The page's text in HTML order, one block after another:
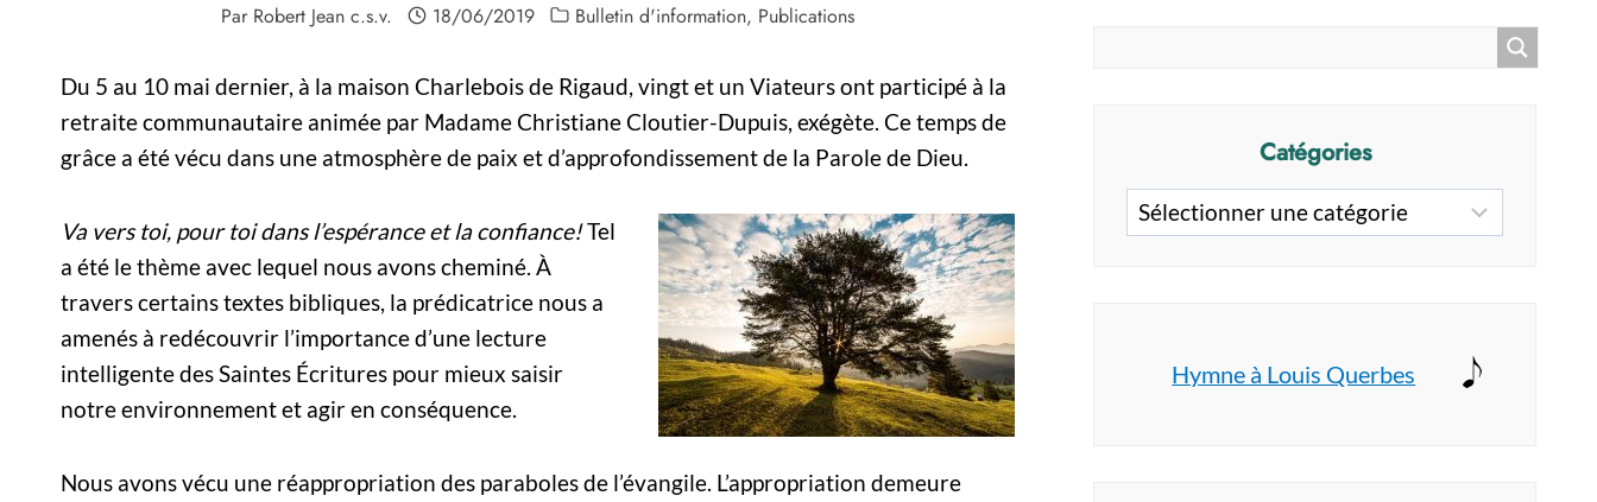
Par Robert Jean c.s.v. 18/06/2019 Bulletin d'information, Publications
Du 5 au 10 mai dernier, à la maison Charlebois de Rigaud, vingt et un Viateurs ont participé à la
retraite communautaire animée par Madame Christiane Cloutier-Dupuis, exégète. Ce temps de
grâce a été vécu dans une atmosphère de paix et d’approfondissement de la Parole de Dieu.
Va vers toi, pour toi dans l’espérance et la confiance!Tel
a été le thème avec lequel nous avons cheminé. À
travers certains textes bibliques, la prédicatrice nous a
amenés à redécouvrir l’importance d’une lecture
intelligente des Saintes Écritures pour mieux saisir
notre environnement et agir en conséquence.
Nous avons vécu une réappropriation des paraboles de l’évangile. L’appropriation demeure
Catégories
Catégories
Hymne à Louis Querbes